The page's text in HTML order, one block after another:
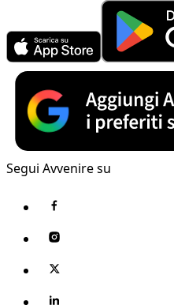
Segui Avvenire su